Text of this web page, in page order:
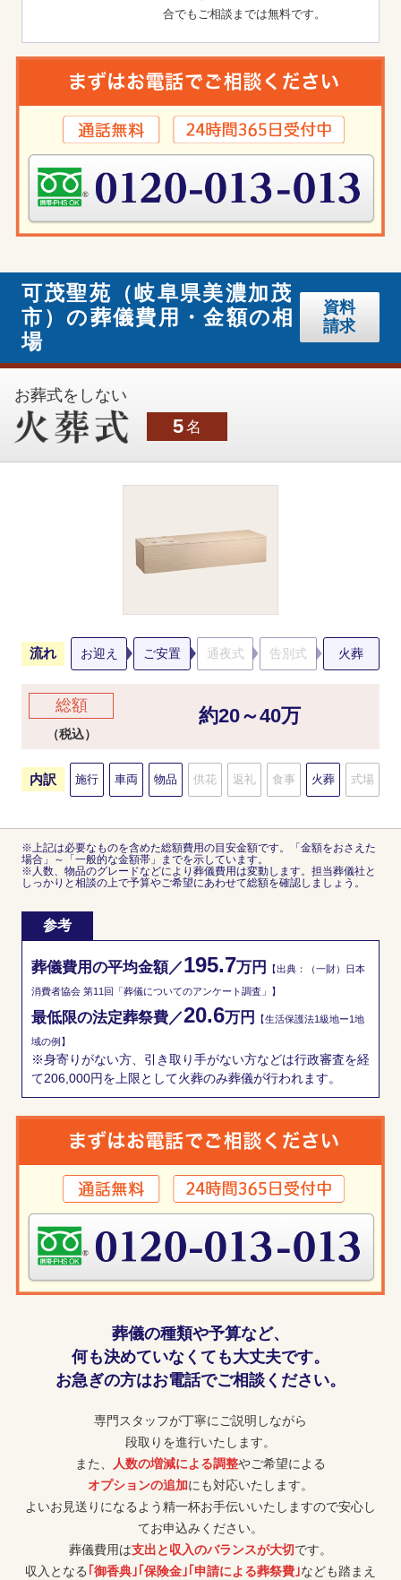
合でもご相談までは無料です。
可茂聖苑（岐阜県美濃加茂
市）の葬儀費用・金額の相
場
資料
請求
お葬式をしない
5名
流れ お迎え ご安置 通夜式 告別式 火葬
総額
（税込）
約20～40万
内訳 施行 車両 物品 供花 返礼 食事 火葬 式場
※上記は必要なものを含めた総額費用の目安金額です。「金額をおさえた
場合」～「一般的な金額帯」までを示しています。
※人数、物品のグレードなどにより葬儀費用は変動します。担当葬儀社と
しっかりと相談の上で予算やご希望にあわせて総額を確認しましょう。
参考
葬儀費用の平均金額／195.7万円 【出典：（一財）日本
消費者協会 第11回「葬儀についてのアンケート調査」】
最低限の法定葬祭費／20.6万円 【生活保護法1級地ー1地
域の例】
※身寄りがない方、引き取り手がない方などは行政審査を経
て206,000円を上限として火葬のみ葬儀が行われます。
葬儀の種類や予算など、
何も決めていなくても大丈夫です。
お急ぎの方はお電話でご相談ください。
専門スタッフが丁寧にご説明しながら
段取りを進行いたします。
また、
人数の増減による調整やご希望による
オプションの追加にも対応いたします。
よいお見送りになるよう精一杯お手伝いいたしますので安心し
てお申込みください。
葬儀費用は支出と収入のバランスが大切です。
収入となる ｢御香典｣｢保険金｣｢申請による葬祭費｣なども踏まえ